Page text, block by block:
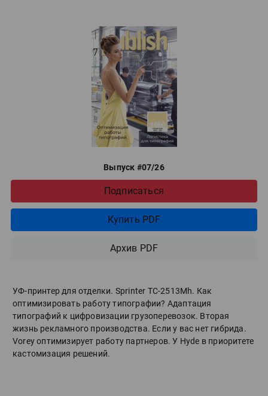
Выпуск #07/26
Подписаться
Купить PDF
Архив PDF
УФ-принтер для отделки. Sprinter ТС-2513Mh. Как
оптимизировать работу типографии? Адаптация
типографий к цифровизации грузоперевозок. Вторая
жизнь рекламного производства. Если у вас нет гибрида.
Vorey оптимизирует работу партнеров. У Hyde в приоритете
кастомизация решений.